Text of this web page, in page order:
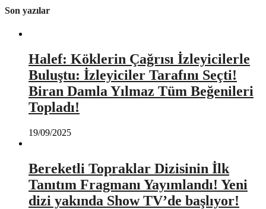
Son yazılar
Halef: Köklerin Çağrısı İzleyicilerle
Buluştu: İzleyiciler Tarafını Seçti!
Biran Damla Yılmaz Tüm Beğenileri
Topladı!
19/09/2025
Bereketli Topraklar Dizisinin İlk
Tanıtım Fragmanı Yayımlandı! Yeni
dizi yakında Show TV’de başlıyor!